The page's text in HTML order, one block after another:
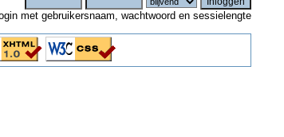
met gebruikersnaam, wachtwoord en sessielengte